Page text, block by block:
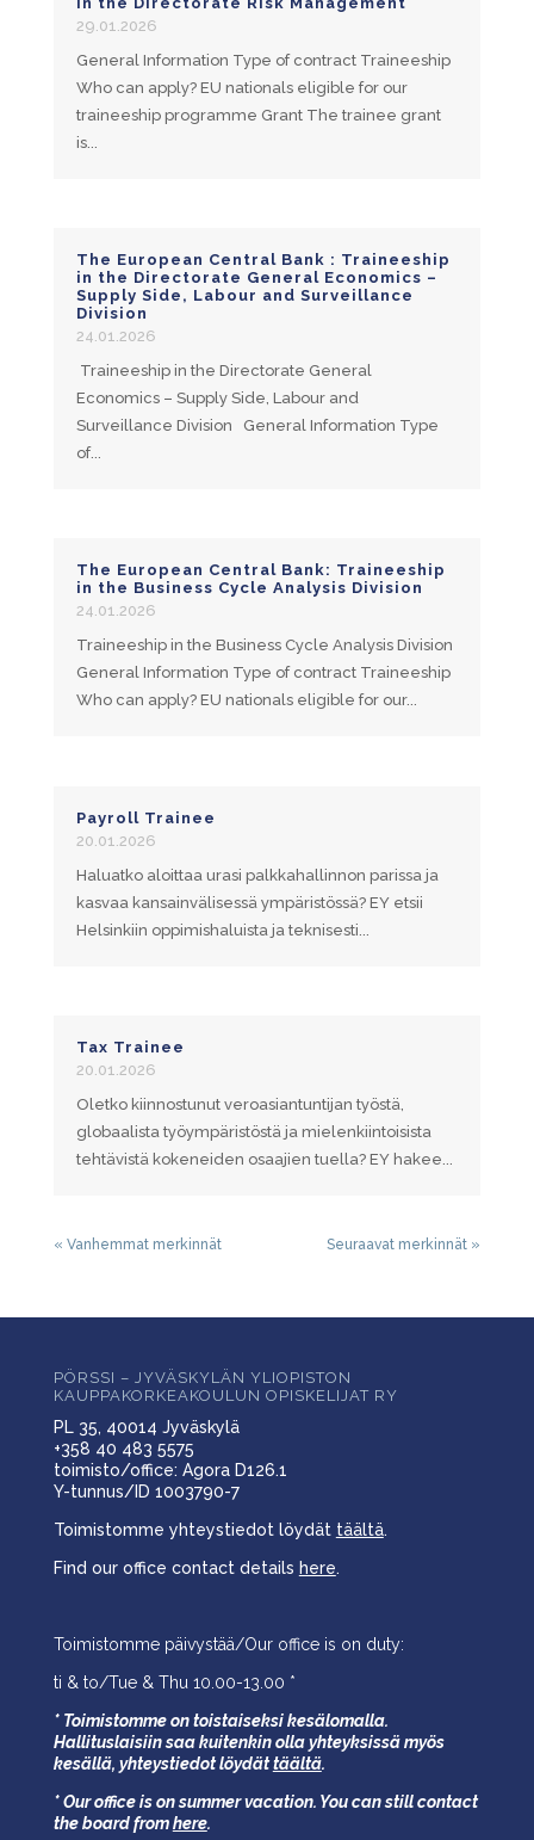
29.01.2026
General Information Type of contract Traineeship
Who can apply? EU nationals eligible for our
traineeship programme Grant The trainee grant
is...
The European Central Bank : Traineeship
in the Directorate General Economics –
Supply Side, Labour and Surveillance
Division
24.01.2026
Traineeship in the Directorate General
Economics – Supply Side, Labour and
Surveillance Division General Information Type
of...
The European Central Bank: Traineeship
in the Business Cycle Analysis Division
24.01.2026
Traineeship in the Business Cycle Analysis Division
General Information Type of contract Traineeship
Who can apply? EU nationals eligible for our...
Payroll Trainee
20.01.2026
Haluatko aloittaa urasi palkkahallinnon parissa ja
kasvaa kansainvälisessä ympäristössä? EY etsii
Helsinkiin oppimishaluista ja teknisesti...
Tax Trainee
20.01.2026
Oletko kiinnostunut veroasiantuntijan työstä,
globaalista työympäristöstä ja mielenkiintoisista
tehtävistä kokeneiden osaajien tuella? EY hakee...
« Vanhemmat merkinnät Seuraavat merkinnät »
PÖRSSI – JYVÄSKYLÄN YLIOPISTON
KAUPPAKORKEAKOULUN OPISKELIJAT RY
PL 35, 40014 Jyväskylä
+358 40 483 5575
toimisto/office: Agora D126.1
Y-tunnus/ID 1003790-7
Toimistomme yhteystiedot löydät täältä.
Find our office contact details here.
Toimistomme päivystää/Our office is on duty:
ti & to/Tue & Thu 10.00-13.00 *
* Toimistomme on toistaiseksi kesälomalla.
Hallituslaisiin saa kuitenkin olla yhteyksissä myös
kesällä, yhteystiedot löydättäältä.
* Our office is on summer vacation. You can still contact
the board fromhere.